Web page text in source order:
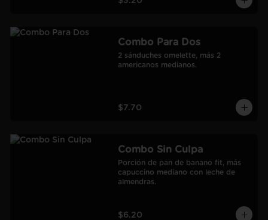
Combo Para Dos
2 sánduches omelette, más 2
americanos medianos.
$7.70
Combo Sin Culpa
Porción de pan de banano fit, más
capuccino mediano con leche de
almendras.
$6.20